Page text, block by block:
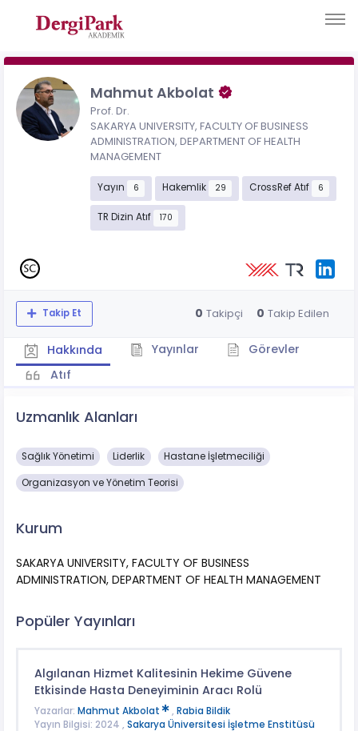
Mahmut Akbolat
Prof. Dr.
SAKARYA UNIVERSITY, FACULTY OF BUSINESS
ADMINISTRATION, DEPARTMENT OF HEALTH
MANAGEMENT
Yayın 6 Hakemlik 29 CrossRef Atıf 6
TR Dizin Atıf 170
Takip Et 0 Takipçi 0 Takip Edilen
Hakkında Yayınlar
Görevler
Atıf
Uzmanlık Alanları
Sağlık Yönetimi Liderlik Hastane İşletmeciliği
Organizasyon ve Yönetim Teorisi
Kurum
SAKARYA UNIVERSITY, FACULTY OF BUSINESS
ADMINISTRATION, DEPARTMENT OF HEALTH MANAGEMENT
Popüler Yayınları
Algılanan Hizmet Kalitesinin Hekime Güvene
Etkisinde Hasta Deneyiminin Aracı Rolü
Yazarlar: Mahmut Akbolat , Rabia Bildik
Yayın Bilgisi: 2024 , Sakarya Üniversitesi İşletme Enstitüsü